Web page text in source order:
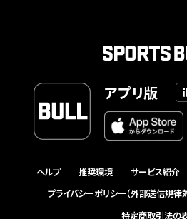
アプリ版
ヘルプ 推奨環境 サービス紹介
プライバシーポリシー（外部送信規律
特定商取引法の